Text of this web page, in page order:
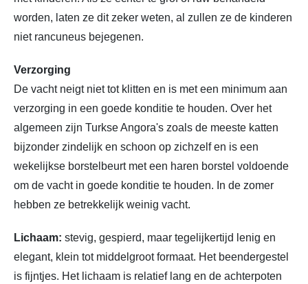
worden, laten ze dit zeker weten, al zullen ze de kinderen
niet rancuneus bejegenen.
Verzorging
De vacht neigt niet tot klitten en is met een minimum aan
verzorging in een goede konditie te houden. Over het
algemeen zijn Turkse Angora's zoals de meeste katten
bijzonder zindelijk en schoon op zichzelf en is een
wekelijkse borstelbeurt met een haren borstel voldoende
om de vacht in goede konditie te houden. In de zomer
hebben ze betrekkelijk weinig vacht.
Lichaam: stevig, gespierd, maar tegelijkertijd lenig en
elegant, klein tot middelgroot formaat. Het beendergestel
is fijntjes. Het lichaam is relatief lang en de achterpoten